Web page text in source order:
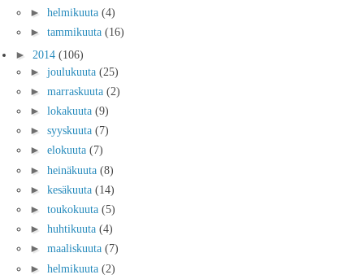
► helmikuuta (4)
► tammikuuta (16)
► 2014 (106)
► joulukuuta (25)
► marraskuuta (2)
► lokakuuta (9)
► syyskuuta (7)
► elokuuta (7)
► heinäkuuta (8)
► kesäkuuta (14)
► toukokuuta (5)
► huhtikuuta (4)
► maaliskuuta (7)
► helmikuuta (2)